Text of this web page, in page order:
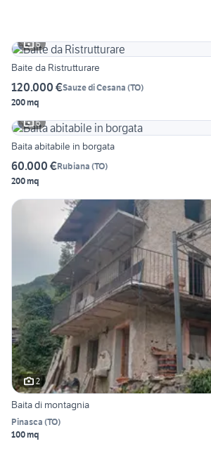
6
Baite da Ristrutturare
120.000 €Sauze di Cesana (TO)
200 mq
6
Baita abitabile in borgata
60.000 €Rubiana (TO)
200 mq
2
Baita di montagnia
Pinasca (TO)
100 mq